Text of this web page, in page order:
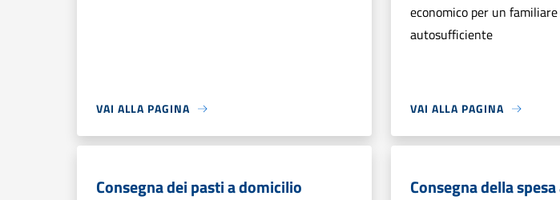
VAI ALLA PAGINA
economico per un
autosufficiente
VAI ALLA PAGINA
Consegna dei pasti a domicilio Consegna della